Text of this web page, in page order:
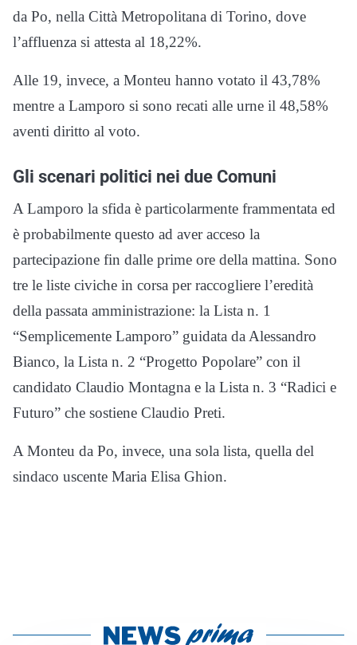
da Po, nella Città Metropolitana di Torino, dove
l’affluenza si attesta al 18,22%.
Alle 19, invece, a Monteu hanno votato il 43,78%
mentre a Lamporo si sono recati alle urne il 48,58%
aventi diritto al voto.
Gli scenari politici nei due Comuni
A Lamporo la sfida è particolarmente frammentata ed
è probabilmente questo ad aver acceso la
partecipazione fin dalle prime ore della mattina. Sono
tre le liste civiche in corsa per raccogliere l’eredità
della passata amministrazione: la Lista n. 1
“Semplicemente Lamporo” guidata da Alessandro
Bianco, la Lista n. 2 “Progetto Popolare” con il
candidato Claudio Montagna e la Lista n. 3 “Radici e
Futuro” che sostiene Claudio Preti.
A Monteu da Po, invece, una sola lista, quella del
sindaco uscente Maria Elisa Ghion.